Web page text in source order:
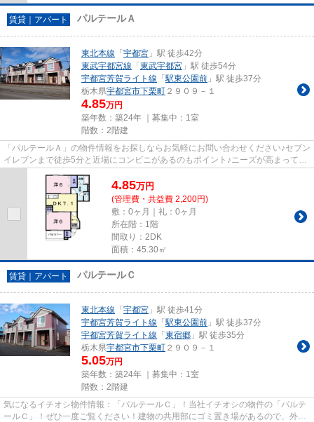
賃貸｜アパート パルテールＡ
東北本線 「 宇都宮 」駅 徒歩42分
東武宇都宮線 「 東武宇都宮 」駅 徒歩54分
宇都宮芳賀ライト線 「駅東公園前 」駅 徒歩37分
栃木県宇都宮市下栗町 ２９０９－１
4.85万円
築年数：築24年 ｜募集中： 1室
階数：2階建
「パルテールＡ」の物件情報をお探しならお気軽にお問い合わせください♪セブン
イレブンまで徒歩5分と近場にコンビニがあるのもポイント♪ニーズが高まってお
4.85万円
(管理費・共益費 2,200円)
敷：0ヶ月｜礼：0ヶ月
所在階：1階
間取り：2DK
面積：45.30㎡
賃貸｜アパート パルテールＣ
東北本線 「 宇都宮 」駅 徒歩41分
宇都宮芳賀ライト線 「駅東公園前 」駅 徒歩37分
宇都宮芳賀ライト線 「 東宿郷 」駅 徒歩35分
栃木県宇都宮市下栗町 ２９０９－１
5.05万円
築年数：築24年 ｜募集中： 1室
階数：2階建
気になるイチオシ物件情報：「パルテールＣ」！当社イチオシの物件の「パルテ
ールＣ」！ぜひ一度ご覧ください！建物の共用部にゴミ置き場があるので、外部